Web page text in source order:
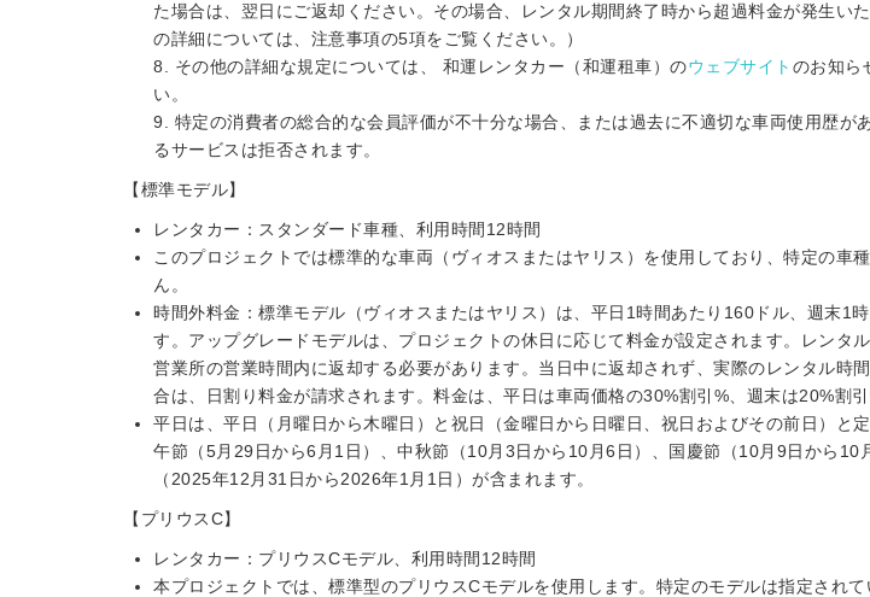
た場合は、翌日にご返却ください。その場合、レンタル期間終了時から超過料金が発生い
の詳細については、注意事項の5項をご覧ください。）
8. その他の詳細な規定については、 和運レンタカー（和運租車）のウェブサイト のお知ら
い。
9. 特定の消費者の総合的な会員評価が不十分な場合、または過去に不適切な車両使用歴が
るサービスは拒否されます。
【標準モデル】
レンタカー：スタンダード車種、利用時間12時間
このプロジェクトでは標準的な車両（ヴィオスまたはヤリス）を使用しており、特定の車
ん。
時間外料金：標準モデル（ヴィオスまたはヤリス）は、平日1時間あたり160ドル、週末1
す。アップグレードモデルは、プロジェクトの休日に応じて料金が設定されます。レンタル
営業所の営業時間内に返却する必要があります。当日中に返却されず、実際のレンタル時
合は、日割り料金が請求されます。料金は、平日は車両価格の30%割引%、週末は20%割引
平日は、平日（月曜日から木曜日）と祝日（金曜日から日曜日、祝日およびその前日）と
午節（5月29日から6月1日）、中秋節（10月3日から10月6日）、国慶節（10月9日から10
（2025年12月31日から2026年1月1日）が含まれます。
【プリウスC】
レンタカー：プリウスCモデル、利用時間12時間
本プロジェクトでは、標準型のプリウスCモデルを使用します。特定のモデルは指定され